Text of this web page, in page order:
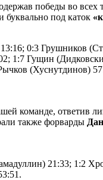
победы во всех
буквально под каток
0:3 Грушников
Гущин
(Хуснутдинов)
команде,
также форварды
21:33; 1:2